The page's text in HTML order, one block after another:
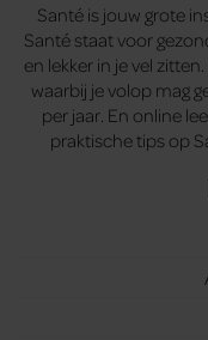
Santé is jouw grote
Santé staat voor
en lekker in je vel
waarbij je volop mag
per jaar. En online
praktische tips op